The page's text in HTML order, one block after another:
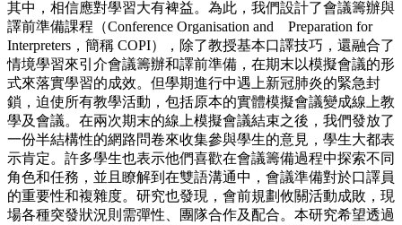
其中，相信應對學習大有裨益。為此，我們設計了會議籌辦與
譯前準備課程（Conference Organisation and Preparation for
Interpreters，簡稱 COPI），除了教授基本口譯技巧，還融合了
情境學習來引介會議籌辦和譯前準備，在期末以模擬會議的形
式來落實學習的成效。但學期進行中遇上新冠肺炎的緊急封
鎖，迫使所有教學活動，包括原本的實體模擬會議變成線上教
學及會議。在兩次期末的線上模擬會議結束之後，我們發放了
一份半結構性的網路問卷來收集參與學生的意見，學生大都表
示肯定。許多學生也表示他們喜歡在會議籌備過程中探索不同
角色和任務，並且瞭解到在雙語溝通中，會議準備對於口譯員
的重要性和複雜度。研究也發現，會前規劃攸關活動成敗，現
場各種突發狀況則需彈性、團隊合作及配合。本研究希望透過